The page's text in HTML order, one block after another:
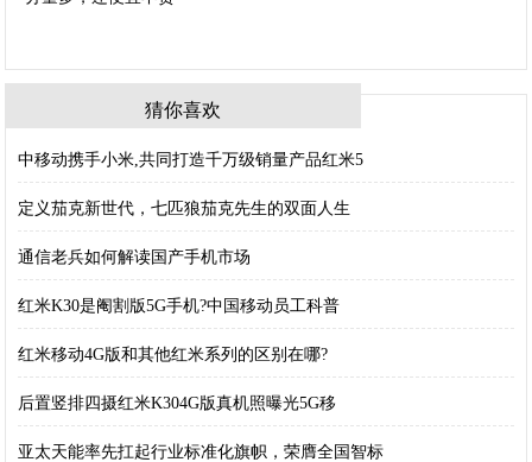
猜你喜欢
中移动携手小米,共同打造千万级销量产品红米5
定义茄克新世代，七匹狼茄克先生的双面人生
通信老兵如何解读国产手机市场
红米K30是阉割版5G手机?中国移动员工科普
红米移动4G版和其他红米系列的区别在哪?
后置竖排四摄红米K304G版真机照曝光5G移
亚太天能率先扛起行业标准化旗帜，荣膺全国智标